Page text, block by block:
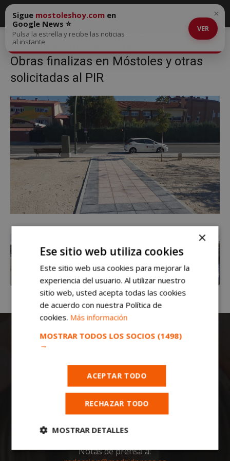
Inicio Obras finalizas en Móstoles y otras solicitadas al PIR
Obras
finalizas en Móstoles y otras solicitadas al PIR
Obras finalizas en Móstoles y otras
solicitadas al PIR
Sigue mostoleshoy.com en
Google News ⭐
Pulsa la estrella y recibe las noticias
al instante
VER
×
Todas las noticias de Móstoles en
mostoleshoy.com. Mantente informado de
toda la actualidad, noticias, eventos, ocio y
deportes de tu ciudad. ¡Síguenos!
Notas de prensa a:
×
Ese sitio web utiliza cookies
Este sitio web usa cookies para mejorar la
experiencia del usuario. Al utilizar nuestro
sitio web, usted acepta todas las cookies
de acuerdo con nuestra Política de
cookies. Más información
MOSTRAR TODOS LOS SOCIOS (1498)
→
ACEPTAR TODO
RECHAZAR TODO
MOSTRAR DETALLES
Cookies
Cookies de